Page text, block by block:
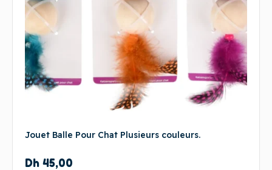
Jouet Balle Pour Chat Plusieurs couleurs.
Dh 45,00